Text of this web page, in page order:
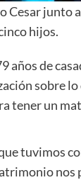
Cesar junto
hijos.
años de
sobre
tener un
tuvimos
nos